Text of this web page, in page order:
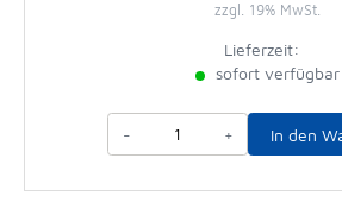
zzgl. 19% MwSt.
Lieferzeit:
sofort verfügbar
- + In den